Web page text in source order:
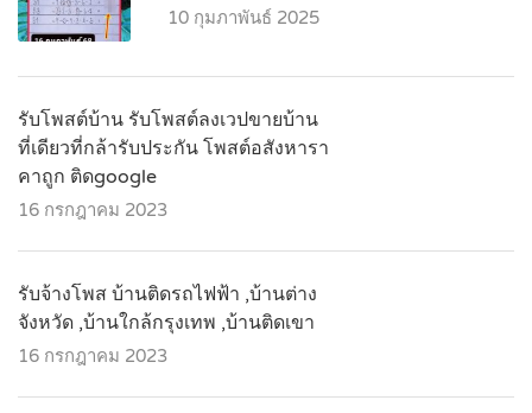
10 กุมภาพันธ์ 2025
รับโพสต์บ้าน รับโพสต์ลงเวปขายบ้าน
ที่เดียวที่กล้ารับประกัน โพสต์อสังหารา
คาถูก ติดgoogle
16 กรกฎาคม 2023
รับจ้างโพส บ้านติดรถไฟฟ้า ,บ้านต่าง
จังหวัด ,บ้านใกล้กรุงเทพ ,บ้านติดเขา
16 กรกฎาคม 2023